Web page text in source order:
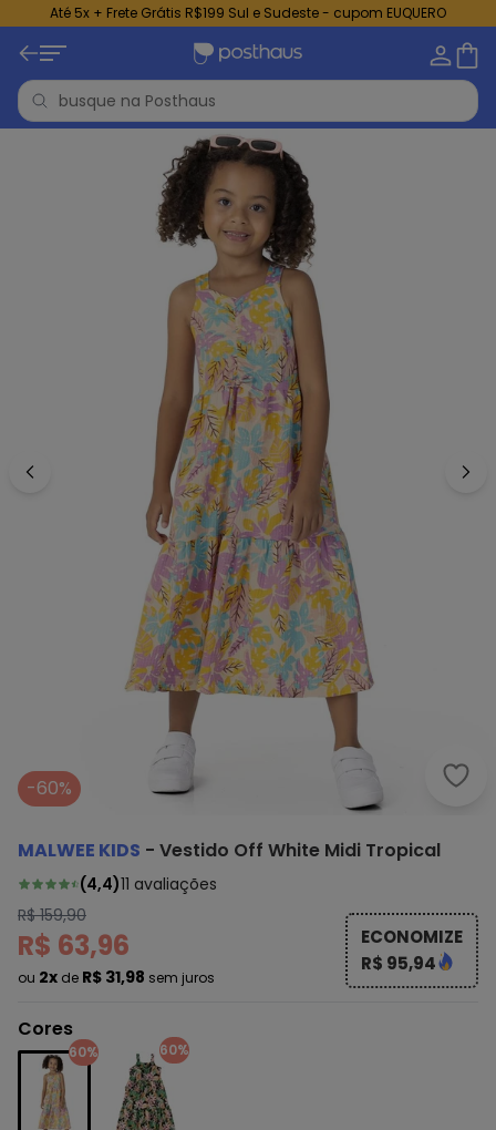
Até 5x + Frete Grátis R$199 Sul e Sudeste - cupom EUQUERO
-60%
MALWEE KIDS - Vestido Off White Midi Tropical
(4,4)11 avaliações
R$ 159,90
R$ 63,96
ou 2x de R$ 31,98 sem juros
ECONOMIZE
R$ 95,94
Cores
60% 60%